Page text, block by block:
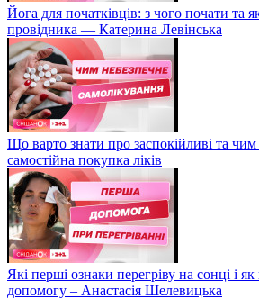
Йога для початківців: з чого почати та
провідника — Катерина Левінська
Що варто знати про заспокійливі та
самостійна покупка ліків
Які перші ознаки перегріву на сонці і
допомогу – Анастасія Шелевицька